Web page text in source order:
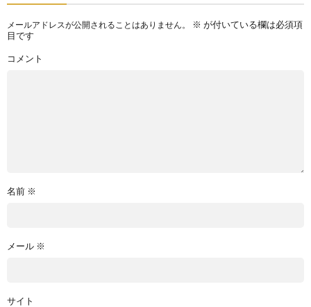
メールアドレスが公開されることはありません。 ※ が付いている欄は必須項
目です
コメント
名前 ※
メール ※
サイト